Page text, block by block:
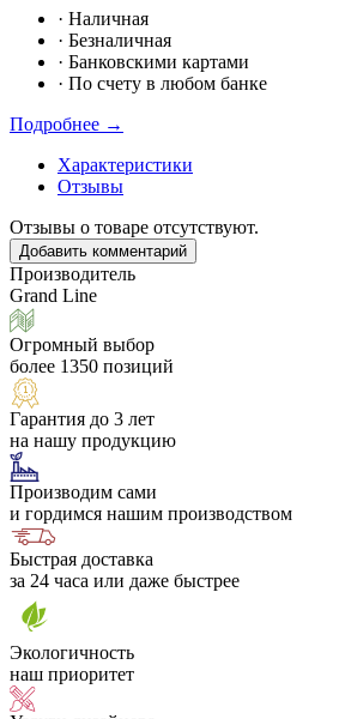
· Наличная
· Безналичная
· Банковскими картами
· По счету в любом банке
Подробнее →
Характеристики
Отзывы
Отзывы о товаре отсутствуют.
Добавить комментарий
Производитель
Grand Line
Огромный выбор
более 1350 позиций
Гарантия до 3 лет
на нашу продукцию
Производим сами
и гордимся нашим производством
Быстрая доставка
за 24 часа или даже быстрее
Экологичность
наш приоритет